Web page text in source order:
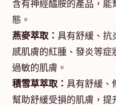
含有神經醯胺的產品，
態。
燕麥萃取： 具有舒緩、抗
感肌膚的紅腫、發炎等症
過敏的肌膚。
積雪草萃取： 具有舒緩、
幫助舒緩受損的肌膚，提